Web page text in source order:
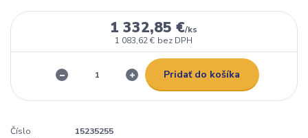
1 332,85 €/ks
1 083,62 € bez DPH
Pridať do košíka
Číslo
15235255